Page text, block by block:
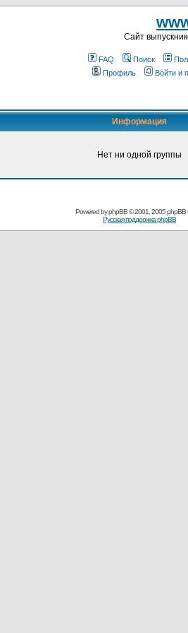
Cайт
FAQ Поиск
Профиль
Войти и
Информация
Нет ни одной группы
Powered byphpBB© 2001, 2005 phpBB
Русская поддержка phpBB